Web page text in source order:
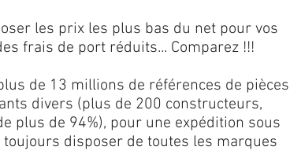
les prix les plus bas du net pour vos
frais de port réduits... Comparez !!!
de 13 millions de références de pièces
divers (plus de 200 constructeurs,
plus de 94%), pour une expédition sous
disposer de toutes les marques